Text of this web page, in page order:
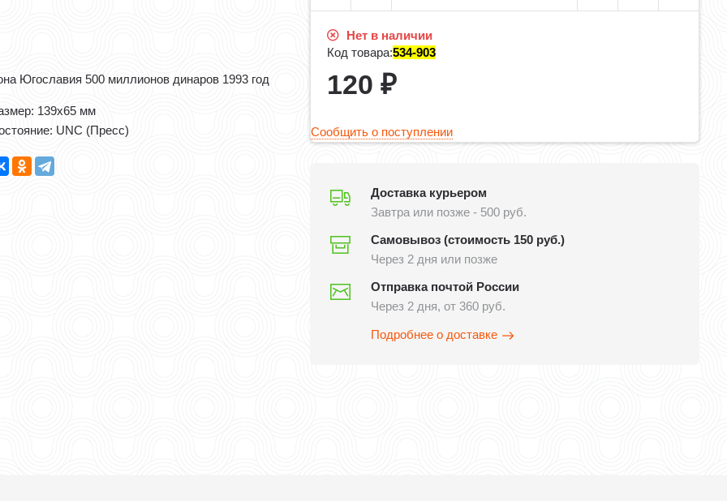
Югославия 500 миллионов динаров 1993 год
139x65 мм
UNC (Пресс)
Нет в наличии
Код товара:534-903
120 ₽
Сообщить о поступлении
Доставка курьером
Завтра или позже - 500 руб.
Самовывоз (стоимость 150 руб.)
Через 2 дня или позже
Отправка почтой России
Через 2 дня, от 360 руб.
Подробнее о доставке